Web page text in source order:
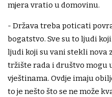
mjera vratio u domovinu.
- Država treba poticati
bogatstvo. Sve su to ljudi
ljudi koji su vani stekli nova
tržište rada i društvo mogu
vještinama. Ovdje imaju
to je nešto što se ne može